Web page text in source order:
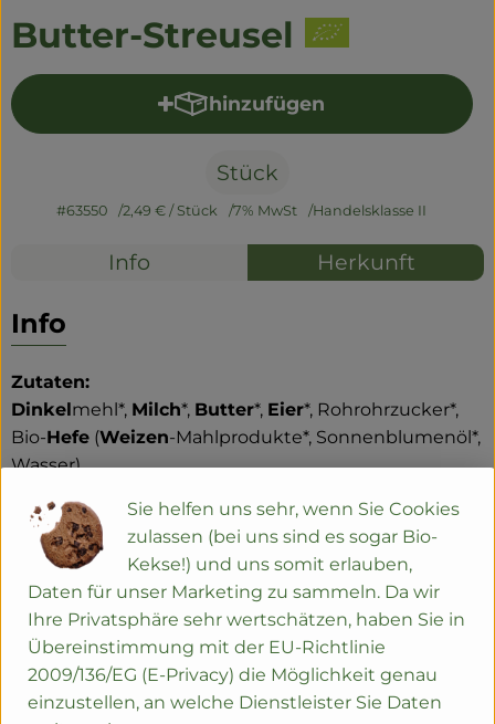
Butter-Streusel
hinzufügen
Produkt zum Warenkorb
Stück
#63550 2,49 €/ Stück 7% MwSt Handelsklasse II
Info Herkunft
Info
Zutaten:
Dinkelmehl*, Milch*, Butter*, Eier*, Rohrohrzucker*,
Bio-Hefe (Weizen-Mahlprodukte*, Sonnenblumenöl*,
Wasser)
mit Puderzucker* bestäubt
Allergene:glutenhaltiges Getreide,Laktose,Eier
Hefe
Zutaten mit * sind aus biologischem Anbau
Sie helfen uns sehr, wenn Sie Cookies
zulassen (bei uns sind es sogar Bio-
Kekse!) und uns somit erlauben,
Daten für unser Marketing zu sammeln. Da wir
Ihre Privatsphäre sehr wertschätzen, haben Sie in
Übereinstimmung mit der EU-Richtlinie
2009/136/EG (E-Privacy) die Möglichkeit genau
einzustellen, an welche Dienstleister Sie Daten